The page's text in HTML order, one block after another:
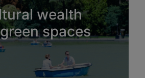
wealth
spaces